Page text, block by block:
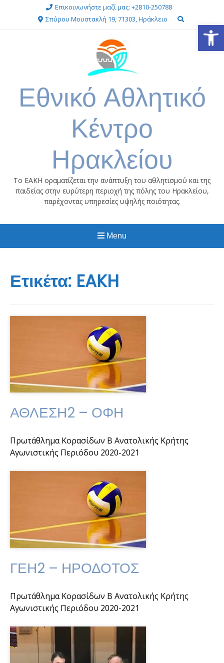
Επικοινωνήστε μαζί μας: +2810-250788
Σπύρου Μουστακλή 19, 71303, Ηράκλειο
Εθνικό Αθλητικό
Κέντρο
Ηρακλείου
Το ΕΑΚΗ οραματίζεται την ανάπτυξη του αθλητισμού και της
παιδείας στην ευρύτερη περιοχή της πόλης του Ηρακλείου,
παρέχοντας υπηρεσίες υψηλής ποιότητας.
Menu
Ετικέτα: EAKH
ΑΘΛΕΣΗ2 – ΟΦΗ
Πρωτάθλημα Κορασίδων Β Ανατολικής Κρήτης
Αγωνιστικής Περιόδου 2020-2021
ΓΕΗ2 – ΗΡΟΔΟΤΟΣ
Πρωτάθλημα Κορασίδων Β Ανατολικής Κρήτης
Αγωνιστικής Περιόδου 2020-2021